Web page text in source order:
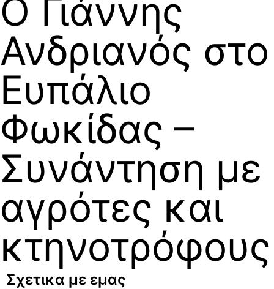
Ο Γιάννης
Ανδριανός στο
Ευπάλιο
Φωκίδας –
Συνάντηση με
αγρότες και
κτηνοτρόφους
Σχετικα με εμας